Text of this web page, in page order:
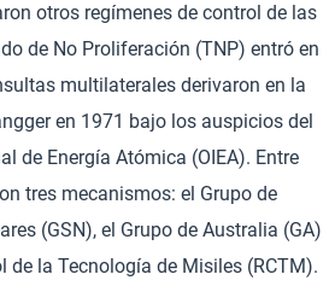
otros regímenes de control de las
de No Proliferación (TNP) entró en
multilaterales derivaron en la
en 1971 bajo los auspicios del
de Energía Atómica (OIEA). Entre
tres mecanismos: el Grupo de
(GSN), el Grupo de Australia (GA)
de la Tecnología de Misiles (RCTM).